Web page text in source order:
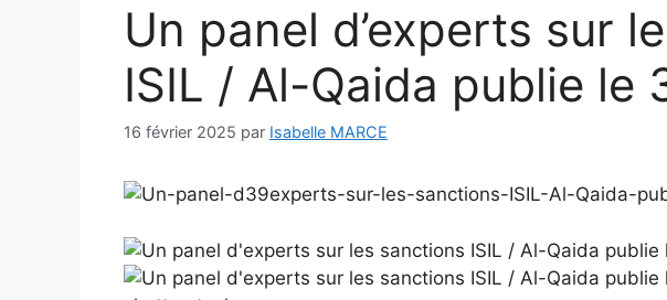
Un panel d’experts sur
ISIL / Al-Qaida publie le
16 février 2025 par Isabelle MARCE